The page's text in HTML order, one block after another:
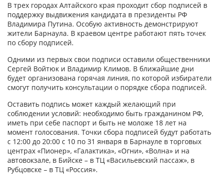
В трех городах Алтайского края проходит сбор подписей в
поддержку выдвижения кандидата в президенты РФ
Владимира Путина. Особую активность демонстрируют
жители Барнаула. В краевом центре работают пять точек
по сбору подписей.
Одними из первых свои подписи оставили общественники
Сергей Войтюк и Владимир Климов. В ближайшие дни
будет организована горячая линия, по которой избиратели
смогут получить консультации о порядке сбора подписей.
Оставить подпись может каждый желающий при
соблюдении условий: необходимо быть гражданином РФ,
иметь при себе паспорт и быть не моложе 18 лет на
момент голосования. Точки сбора подписей будут работать
с 12:00 до 20:00 с 10 по 31 января в Барнауле в торговых
центрах «Пионер», «Галактика», «Огни», «Волна» и на
автовокзале, в Бийске – в ТЦ «Васильевский пассаж», в
Рубцовске – в ТЦ «Россия».